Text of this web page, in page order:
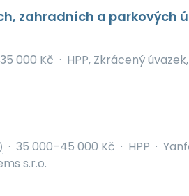
zahradních a parkových
35 000 Kč · HPP, Zkrácený
· 35 000–45 000 Kč · HPP ·
s.r.o.